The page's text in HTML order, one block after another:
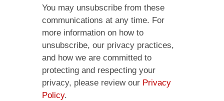
You may unsubscribe from these
communications at any time. For
more information on how to
unsubscribe, our privacy practices,
and how we are committed to
protecting and respecting your
privacy, please review our Privacy
Policy.